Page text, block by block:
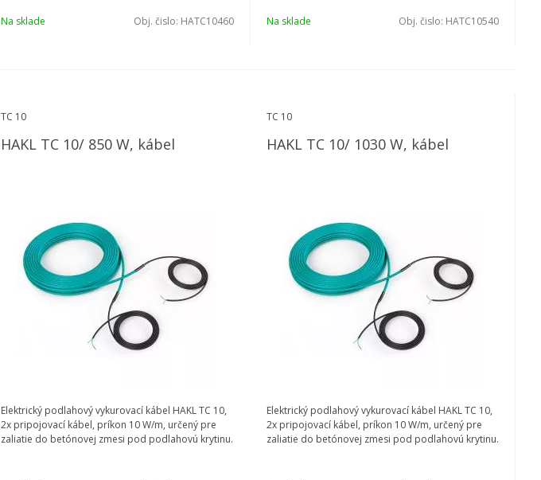
Na sklade Obj. čislo: HATC10460 Na sklade Obj. čislo: HATC10540
TC 10
HAKL TC 10/ 850 W, kábel
Elektrický podlahový vykurovací kábel HAKL TC 10,
2x pripojovací kábel, príkon 10 W/m, určený pre
zaliatie do betónovej zmesi pod podlahovú krytinu.
TC 10
HAKL TC 10/ 1030 W, kábel
Elektrický podlahový vykurovací kábel HAKL TC 10,
2x pripojovací kábel, príkon 10 W/m, určený pre
zaliatie do betónovej zmesi pod podlahovú krytinu.